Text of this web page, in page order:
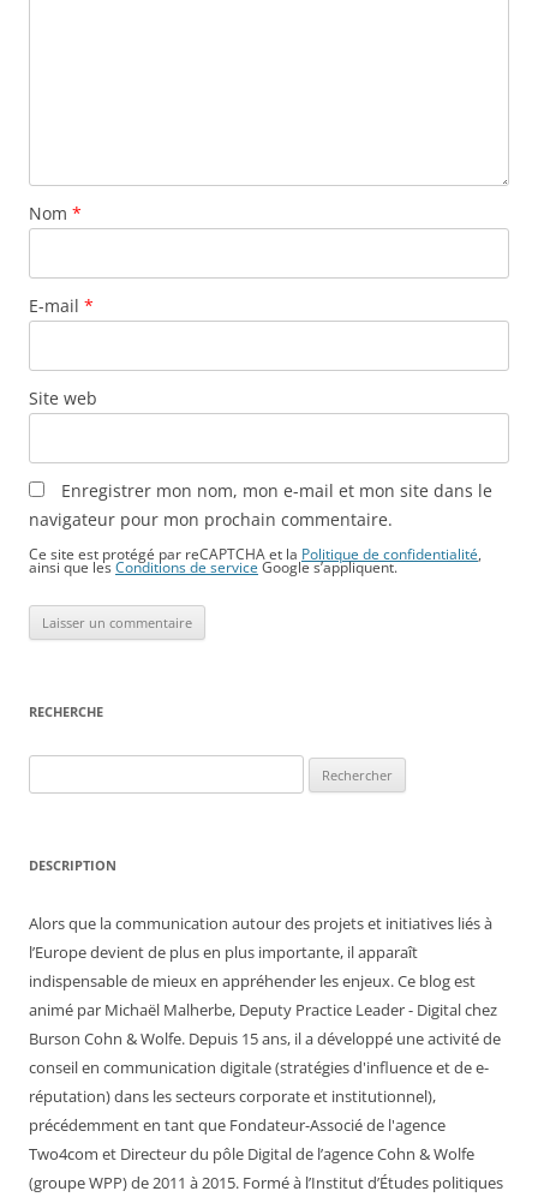
Nom *
E-mail *
Site web
Enregistrer mon nom, mon e-mail et mon site dans le
navigateur pour mon prochain commentaire.
Ce site est protégé par reCAPTCHA et la Politique de confidentialité
ainsi que lesConditions de service Google s’appliquent.
RECHERCHE
DESCRIPTION
Alors que la communication autour des projets et initiatives liés à
l’Europe devient de plus en plus importante, il apparaît
indispensable de mieux en appréhender les enjeux. Ce blog est
animé par Michaël Malherbe, Deputy Practice Leader - Digital chez
Burson Cohn & Wolfe. Depuis 15 ans, il a développé une activité de
conseil en communication digitale (stratégies d'influence et de e-
réputation) dans les secteurs corporate et institutionnel),
précédemment en tant que Fondateur-Associé de l'agence
Two4com et Directeur du pôle Digital de l’agence Cohn & Wolfe
(groupe WPP) de 2011 à 2015. Formé à l’Institut d’Études politiques